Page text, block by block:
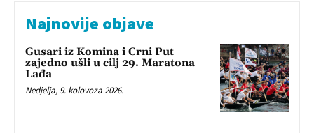
Najnovije objave
Gusari iz Komina i Crni Put
zajedno ušli u cilj 29. Maratona
Lađa
Nedjelja, 9. kolovoza 2026.